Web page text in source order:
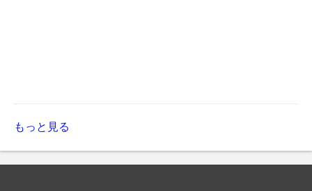
もっと見る